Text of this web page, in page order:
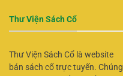
Thư Viện Sách Cổ
Thư Viện Sách Cổ là website
bán sách cổ trực tuyến. Chúng